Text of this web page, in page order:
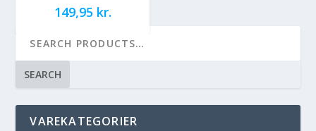
149,95 kr.
SEARCH
VAREKATEGORIER